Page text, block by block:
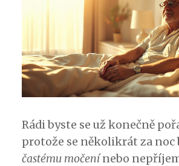
Rádi byste se už konečně
protože se několikrát za
častému močenínebo